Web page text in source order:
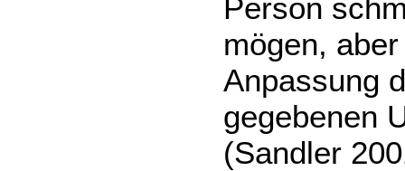
Person
mögen,
Anpassung
gegebenen
(Sandler